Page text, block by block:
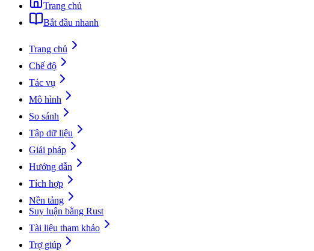
Trang chủ
Bắt đầu nhanh
Trang chủ
Chế độ
Tác vụ
Mô hình
So sánh
Tập dữ liệu
Giải pháp
Hướng dẫn
Tích hợp
Nền tảng
Suy luận bằng Rust
Tài liệu tham khảo
Trợ giúp